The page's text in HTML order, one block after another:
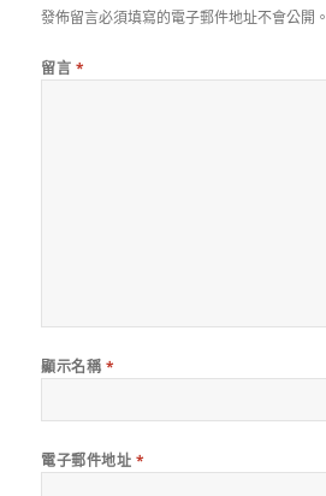
發佈留言必須填寫的電子郵件地址不會公開。
留言 *
顯示名稱 *
電子郵件地址 *